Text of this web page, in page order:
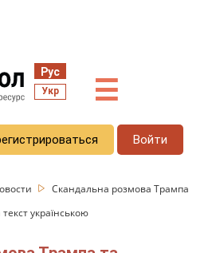
Рус
Укр ☰
Войти
Скандальна розмова Трампа
українською